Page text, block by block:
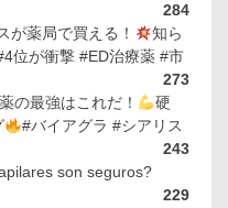
284
が薬局で買える！
知ら
位が衝撃 #ED治療薬 #市
273
の最強はこれだ！
硬
#バイアグラ #シアリス
243
son seguros?
229